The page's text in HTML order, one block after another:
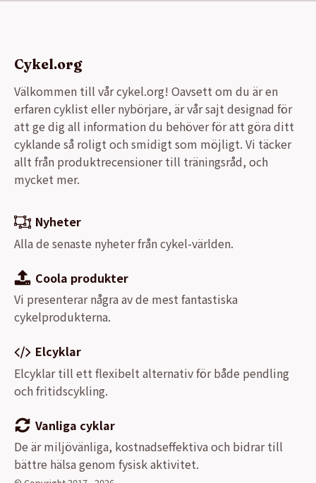
Cykel.org
Välkommen till vår cykel.org! Oavsett om du är en
erfaren cyklist eller nybörjare, är vår sajt designad för
att ge dig all information du behöver för att göra ditt
cyklande så roligt och smidigt som möjligt. Vi täcker
allt från produktrecensioner till träningsråd, och
mycket mer.
Nyheter
Alla de senaste nyheter från cykel-världen.
Coola produkter
Vi presenterar några av de mest fantastiska
cykelprodukterna.
Elcyklar
Elcyklar till ett flexibelt alternativ för både pendling
och fritidscykling.
Vanliga cyklar
De är miljövänliga, kostnadseffektiva och bidrar till
bättre hälsa genom fysisk aktivitet.